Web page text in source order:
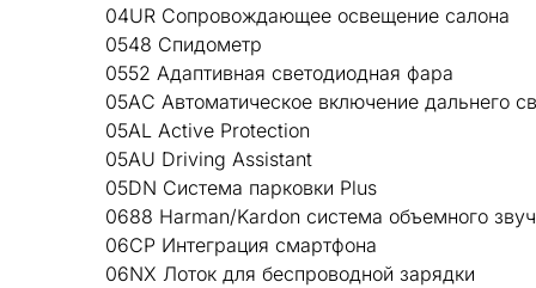
04UR Сопровождающее освещение салона
0548 Спидометр
0552 Адаптивная светодиодная фара
05AC Автоматическое включение дальнего
05AL Active Protection
05AU Driving Assistant
05DN Система парковки Plus
0688 Harman/Kardon система объемного
06CP Интеграция смартфона
06NX Лоток для беспроводной зарядки